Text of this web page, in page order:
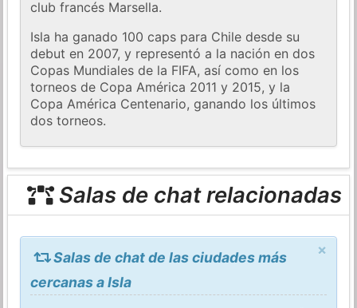
club francés Marsella.
Isla ha ganado 100 caps para Chile desde su
debut en 2007, y representó a la nación en dos
Copas Mundiales de la FIFA, así como en los
torneos de Copa América 2011 y 2015, y la
Copa América Centenario, ganando los últimos
dos torneos.
Salas de chat relacionadas
×
Salas de chat de las ciudades más
cercanas a Isla